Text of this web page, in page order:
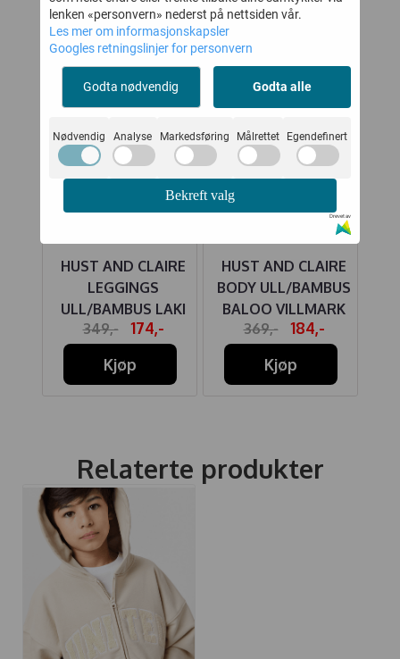
50%
HUST AND CLAIRE
LEGGINGS
ULL/BAMBUS LAKI
COFFEE
349,-
174,-
Kjøp
HUST AND CLAIRE
BODY ULL/BAMBUS
BALOO VILLMARK
CLOUD BLUE
369,-
184,-
Kjøp
Relaterte produkter
lenken «personvern» nederst på nettsiden vår.
Les mer om informasjonskapsler
Googles retningslinjer for personvern
Godta nødvendig Godta alle
Nødvendig Analyse Markedsføring Målrettet Egendefinert
Bekreft valg
Drevet av